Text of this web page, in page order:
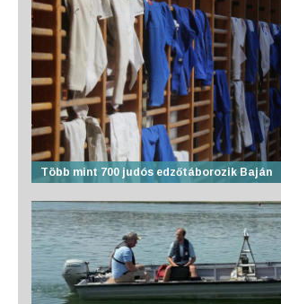
Több mint 700 judós edzőtáborozik Baján